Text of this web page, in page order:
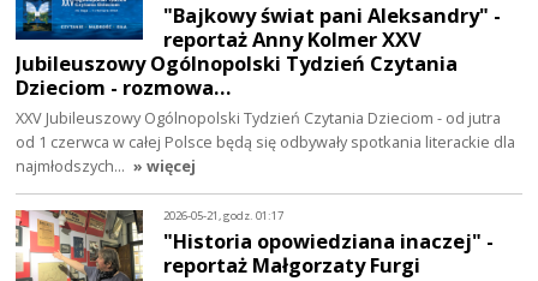
"Bajkowy świat pani Aleksandry" -
reportaż Anny Kolmer XXV
Jubileuszowy Ogólnopolski Tydzień Czytania
Dzieciom - rozmowa…
XXV Jubileuszowy Ogólnopolski Tydzień Czytania Dzieciom - od jutra
od 1 czerwca w całej Polsce będą się odbywały spotkania literackie dla
najmłodszych… » więcej
2026-05-21, godz. 01:17
"Historia opowiedziana inaczej" -
reportaż Małgorzaty Furgi